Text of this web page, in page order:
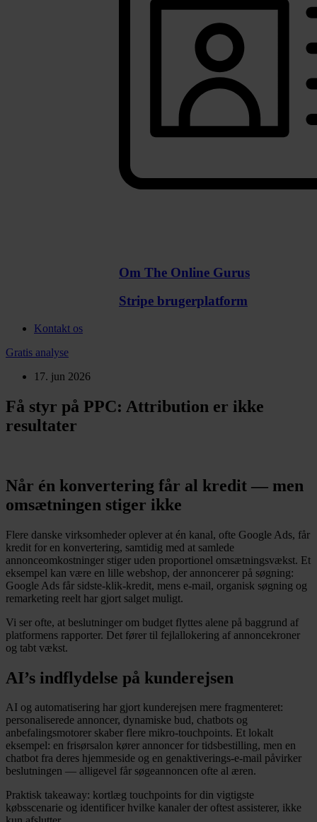
Om The Online Gurus
Stripe brugerplatform
Kontakt os
Gratis analyse
17. jun 2026
Få styr på PPC: Attribution er ikke
resultater
Når én konvertering får al kredit — men
omsætningen stiger ikke
Flere danske virksomheder oplever at én kanal, ofte Google Ads, får
kredit for en konvertering, samtidig med at samlede
annonceomkostninger stiger uden proportionel omsætningsvækst. Et
eksempel kan være en lille webshop, der annoncerer på søgning:
Google Ads får sidste-klik-kredit, mens e-mail, organisk søgning og
remarketing reelt har gjort salget muligt.
Vi ser ofte, at beslutninger om budget flyttes alene på baggrund af
platformens rapporter. Det fører til fejlallokering af annoncekroner
og tabt vækst.
AI’s indflydelse på kunderejsen
AI og automatisering har gjort kunderejsen mere fragmenteret:
personaliserede annoncer, dynamiske bud, chatbots og
anbefalingsmotorer skaber flere mikro-touchpoints. Et lokalt
eksempel: en frisørsalon kører annoncer for tidsbestilling, men en
chatbot fra deres hjemmeside og en genaktiverings-e-mail påvirker
beslutningen — alligevel får søgeannoncen ofte al æren.
Praktisk takeaway: kortlæg touchpoints for din vigtigste
købsscenarie og identificer hvilke kanaler der oftest assisterer, ikke